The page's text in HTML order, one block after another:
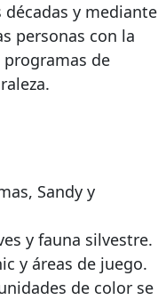
y mediante
personas con la
de
Sandy y
y fauna silvestre.
y áreas de juego.
de color se